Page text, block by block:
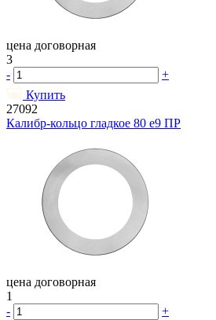
цена договорная
3
-
+
Купить
27092
Калибр-кольцо гладкое 80 e9 ПР
цена договорная
1
-
+